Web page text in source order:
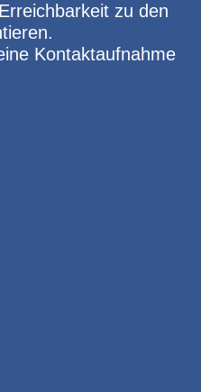
zu den
Kontaktaufnahme